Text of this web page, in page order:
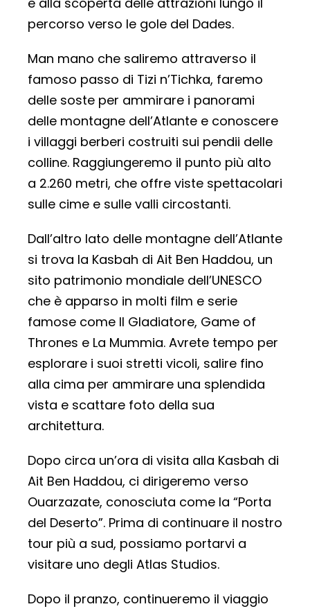
percorso verso le gole del Dades.
Man mano che saliremo attraverso il
famoso passo di Tizi n’Tichka, faremo
delle soste per ammirare i panorami
delle montagne dell’Atlante e conoscere
i villaggi berberi costruiti sui pendii delle
colline. Raggiungeremo il punto più alto
a 2.260 metri, che offre viste spettacolari
sulle cime e sulle valli circostanti.
Dall’altro lato delle montagne dell’Atlante
si trova la Kasbah di Ait Ben Haddou, un
sito patrimonio mondiale dell’UNESCO
che è apparso in molti film e serie
famose come Il Gladiatore, Game of
Thrones e La Mummia. Avrete tempo per
esplorare i suoi stretti vicoli, salire fino
alla cima per ammirare una splendida
vista e scattare foto della sua
architettura.
Dopo circa un’ora di visita alla Kasbah di
Ait Ben Haddou, ci dirigeremo verso
Ouarzazate, conosciuta come la “Porta
del Deserto”. Prima di continuare il nostro
tour più a sud, possiamo portarvi a
visitare uno degli Atlas Studios.
Dopo il pranzo, continueremo il viaggio